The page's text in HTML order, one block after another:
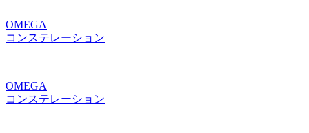
OMEGA
コンステレーション
OMEGA
コンステレーション